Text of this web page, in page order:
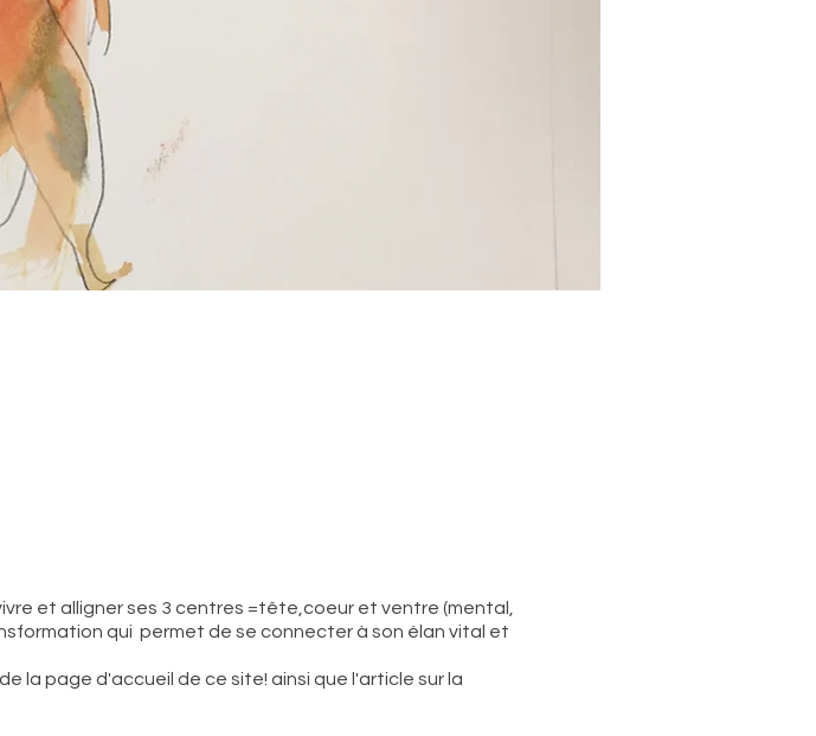
et alligner ses 3 centres =tête,coeur et ventre (mental,
qui permet de se connecter à son élan vital et
la page d'accueil de ce site! ainsi que l'article sur la